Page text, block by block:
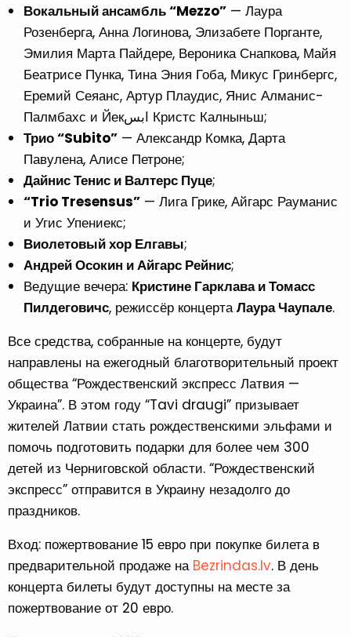
Вокальный ансамбль “Mezzo” — Лаура
Розенберга, Анна Логинова, Элизабете Порганте,
Эмилия Марта Пайдере, Вероника Снапкова, Майя
Беатрисе Пунка, Тина Эния Гоба, Микус Гринбергс,
Еремий Сеяанс, Артур Плаудис, Янис Алманис-
Палмбахс и Йекابس Кристс Калныньш;
Трио “Subito” — Александр Комка, Дарта
Павулена, Алисе Петроне;
Дайнис Тенис и Валтерс Пуце;
“Trio Tresensus” — Лига Грике, Айгарс Рауманис
и Угис Упениекс;
Виолетовый хор Елгавы;
Андрей Осокин и Айгарс Рейнис;
Ведущие вечера: Кристине Гарклава и Томасс
Пилдеговичс, режиссёр концертаЛаура Чаупале.
Все средства, собранные на концерте, будут
направлены на ежегодный благотворительный проект
общества “Рождественский экспресс Латвия —
Украина”. В этом году “Tavi draugi” призывает
жителей Латвии стать рождественскими эльфами и
помочь подготовить подарки для более чем 300
детей из Черниговской области. “Рождественский
экспресс” отправится в Украину незадолго до
праздников.
Вход: пожертвование 15 евро при покупке билета в
предварительной продаже на Bezrindas.lv. В день
концерта билеты будут доступны на месте за
пожертвование от 20 евро.